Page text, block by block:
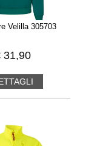
Velilla 305703
31,90